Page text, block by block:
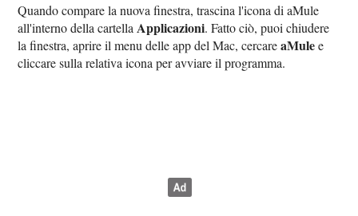
Quando compare la nuova finestra, trascina l'icona di aMule
all'interno della cartella Applicazioni. Fatto ciò, puoi chiudere
la finestra, aprire il menu delle app del Mac, cercareaMulee
cliccare sulla relativa icona per avviare il programma.